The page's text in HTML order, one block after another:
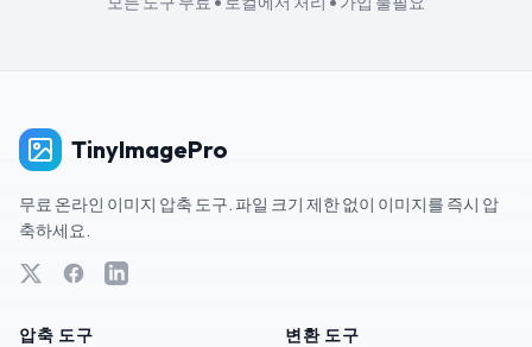
TinyImagePro
무료 온라인 이미지 압축 도구. 파일 크기 제한 없이 이미지를 즉시 압
축하세요.
압축 도구 변환 도구